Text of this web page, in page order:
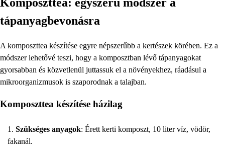
tápanyagbevonásra
A komposzttea készítése egyre népszerűbb a kertészek körében. Ez a
módszer lehetővé teszi, hogy a komposztban lévő tápanyagokat
gyorsabban és közvetlenül juttassuk el a növényekhez, ráadásul a
mikroorganizmusok is szaporodnak a talajban.
Komposzttea készítése házilag
Szükséges anyagok: Érett kerti komposzt, 10 liter víz, vödör,
fakanál.